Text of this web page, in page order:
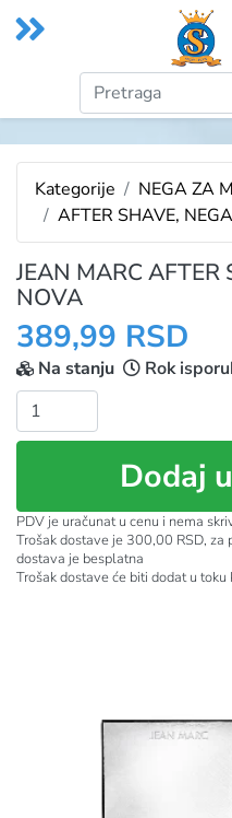
Kategorije
NEGA ZA
AFTER SHAVE,
JEAN MARC
NOVA
389,99 RSD
Na stanju
Rok
Dodaj
PDV je uračunat u cenu i nema
Trošak dostave je 300,00 RSD,
dostava je besplatna
Trošak dostave će biti dodat u toku